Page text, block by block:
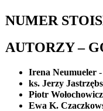
NUMER
AUTORZY –
Irena Neumueler
ks. Jerzy
Piotr Wołochowicz
Ewa K.